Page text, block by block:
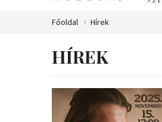
Főoldal Hírek
HÍREK